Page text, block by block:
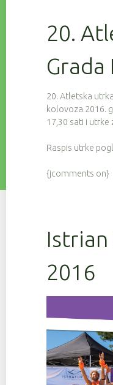
20.
Grada
20. Atletska
kolovoza 2016.
17,30 sati i utrke
Raspis utrke
{jcomments on}
Istrian
2016